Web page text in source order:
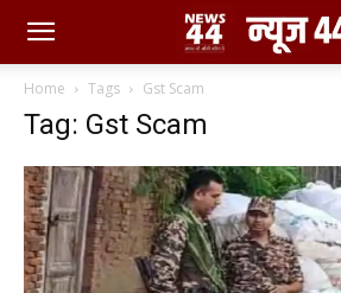
Home Tags Gst Scam
Tag: Gst Scam